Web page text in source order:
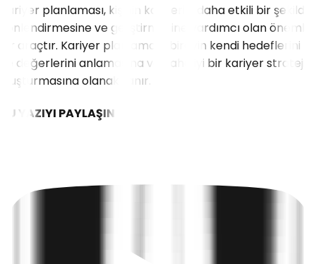
Kariyer planlaması, kişinin kariyerini daha etkili bir şekilde
yönlendirmesine ve geliştirmesine yardımcı olan önemli
bir araçtır. Kariyer planlaması, bireyin kendi hedeflerini
ve değerlerini anlamasına ve daha iyi bir kariyer stratejisi
oluşturmasına olanak tanır.
BU YAZIYI PAYLAŞIN